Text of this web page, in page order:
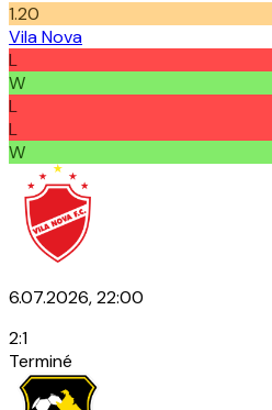
1.20
Vila Nova
L
W
L
L
W
6.07.2026, 22:00
2:1
Terminé